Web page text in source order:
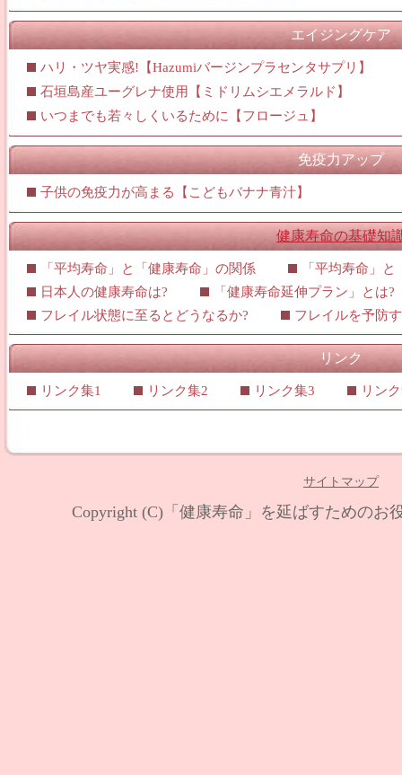
エイジングケア
ハリ・ツヤ実感!【Hazumiバージンプラセンタサプリ】
石垣島産ユーグレナ使用【ミドリムシエメラルド】
いつまでも若々しくいるために【フロージュ】
免疫力アップ
子供の免疫力が高まる【こどもバナナ青汁】
健康寿命の基礎知
「平均寿命」と「健康寿命」の関係
「平均寿命」
日本人の健康寿命は?
「健康寿命延伸プラン」とは?
フレイル状態に至るとどうなるか?
フレイルを予防
リンク
リンク集1 リンク集2 リンク集3 リン
サイトマップ
Copyright (C)「健康寿命」を延ばすためのお